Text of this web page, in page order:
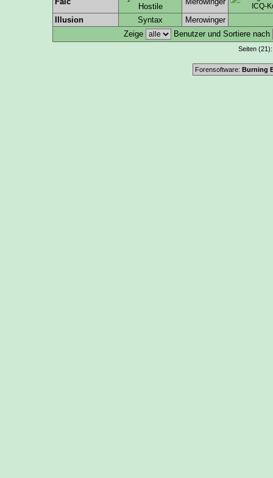
Hostile
Illusion
Syntax
Merowinger
Zeige
Benutzer und Sortiere nach
Seiten
Forensoftware: Burning